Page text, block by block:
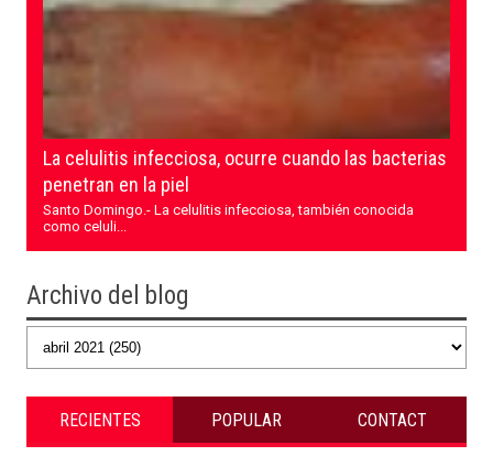
La celulitis infecciosa, ocurre cuando las bacterias
penetran en la piel
Santo Domingo.- La celulitis infecciosa, también conocida
como celuli...
Archivo del blog
RECIENTES POPULAR CONTACT